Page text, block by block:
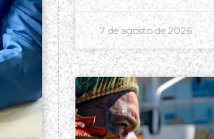
7 de agosto de 2026